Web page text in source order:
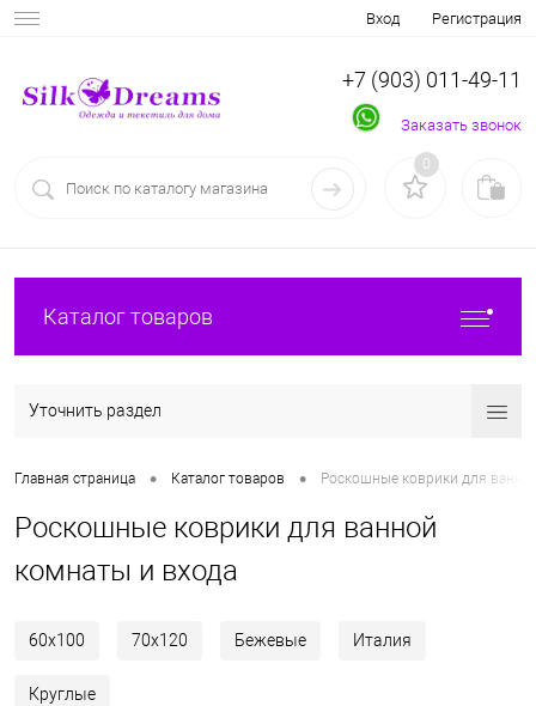
Вход Регистрация
+7 (903) 011-49-11
Заказать звонок
0
Каталог товаров
Уточнить раздел
Главная страница • Каталог товаров • Роскошные коврики для
Роскошные коврики для ванной
комнаты и входа
60х100 70х120 Бежевые Италия
Круглые